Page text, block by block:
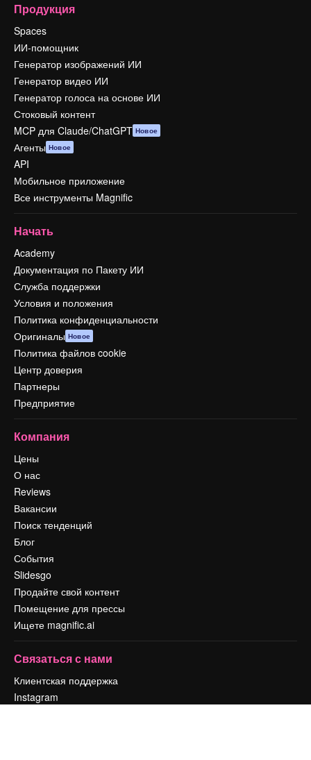
Продукция
Spaces
ИИ-помощник
Генератор изображений ИИ
Генератор видео ИИ
Генератор голоса на основе ИИ
Стоковый контент
MCP для Claude/ChatGPT Новое
Агенты Новое
API
Мобильное приложение
Все инструменты Magnific
Начать
Academy
Документация по Пакету ИИ
Служба поддержки
Условия и положения
Политика конфиденциальности
Оригиналы Новое
Политика файлов cookie
Центр доверия
Партнеры
Предприятие
Компания
Цены
О нас
Reviews
Вакансии
Поиск тенденций
Блог
События
Slidesgo
Продайте свой контент
Помещение для прессы
Ищете magnific.ai
Связаться с нами
Клиентская поддержка
Instagram